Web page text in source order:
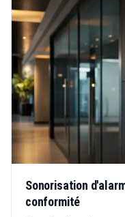
Sonorisation
conformité